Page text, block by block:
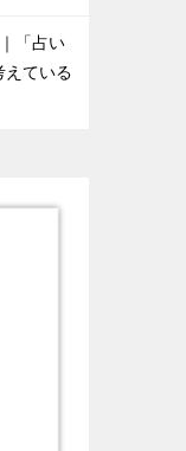
「占い
えている